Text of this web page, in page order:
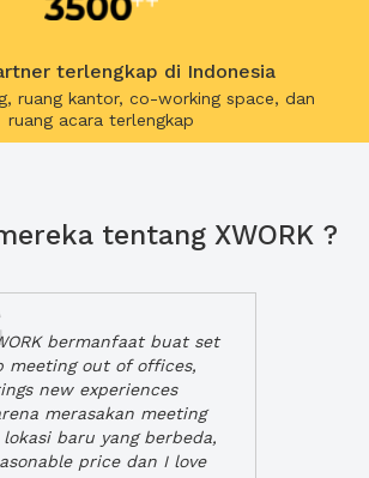
terlengkap di Indonesia
ruang kantor, co-working space, dan
ruang acara terlengkap
tentang XWORK ?
bermanfaat buat set
meeting out of offices,
new experiences
merasakan meeting
baru yang berbeda,
price dan I love